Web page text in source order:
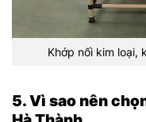
Khớp nối kim loại,
5. Vì sao nên